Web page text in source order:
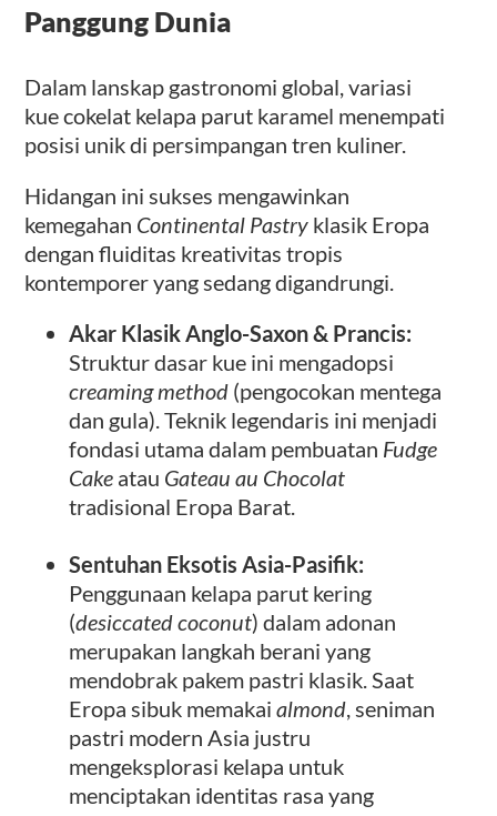
Panggung Dunia
Dalam lanskap gastronomi global, variasi
kue cokelat kelapa parut karamel menempati
posisi unik di persimpangan tren kuliner.
Hidangan ini sukses mengawinkan
kemegahan Continental Pastry klasik Eropa
dengan fluiditas kreativitas tropis
kontemporer yang sedang digandrungi.
Akar Klasik Anglo-Saxon & Prancis:
Struktur dasar kue ini mengadopsi
creaming method (pengocokan mentega
dan gula). Teknik legendaris ini menjadi
fondasi utama dalam pembuatan Fudge
Cake atau Gateau au Chocolat
tradisional Eropa Barat.
Sentuhan Eksotis Asia-Pasifik:
Penggunaan kelapa parut kering
(desiccated coconut) dalam adonan
merupakan langkah berani yang
mendobrak pakem pastri klasik. Saat
Eropa sibuk memakaialmond, seniman
pastri modern Asia justru
mengeksplorasi kelapa untuk
menciptakan identitas rasa yang